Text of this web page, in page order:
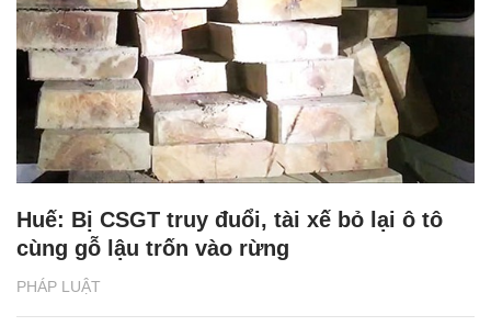
PHÁP LUẬT
Huế: Bị CSGT truy đuổi, tài xế bỏ lại ô tô
cùng gỗ lậu trốn vào rừng